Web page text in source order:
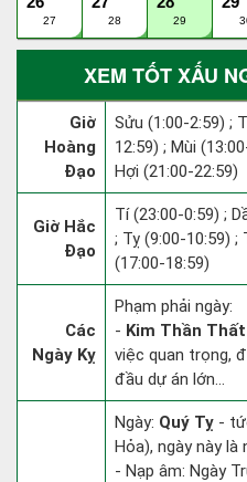
27 28 29
XEM TỐT XẤU
Giờ
Hoàng
Đạo
Sửu (1:00-2:59) ;
12:59) ; Mùi
Hợi (21:00-22:59)
Giờ Hắc
Đạo
Tí (23:00-0:59) ;
; Tỵ (9:00-10:59) ;
(17:00-18:59)
Các
Ngày Kỵ
Phạm phải ngày:
- Kim Thần
việc quan trọng,
đầu dự án lớn...
Ngày: Quý Tỵ -
Hỏa), ngày này
- Nạp âm: Ngày